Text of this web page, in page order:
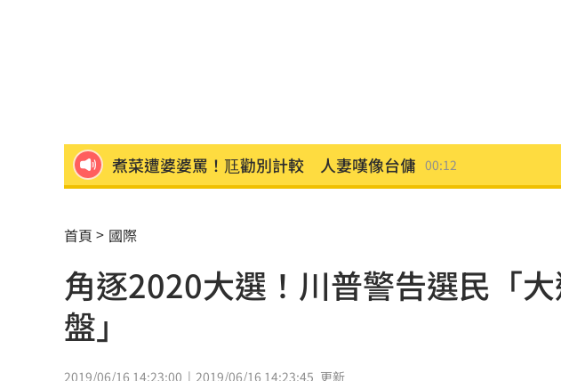
煮菜遭婆婆罵！尫勸別計較 人妻嘆像台傭 00:12
南電Q2財報公布後 目標價調升
俄軍空襲烏克蘭首都基輔及周邊 4人喪命 23:59
米蘭達離婚奧蘭多布魯13年！罕談前夫互動
首頁 國際
角逐2020大選！川普警告選民「
盤」
2019/06/16 14:23:00 2019/06/16 14:23:45 更新